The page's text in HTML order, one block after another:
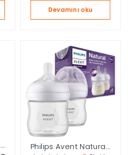
Devamını oku
Philips Avent Natural